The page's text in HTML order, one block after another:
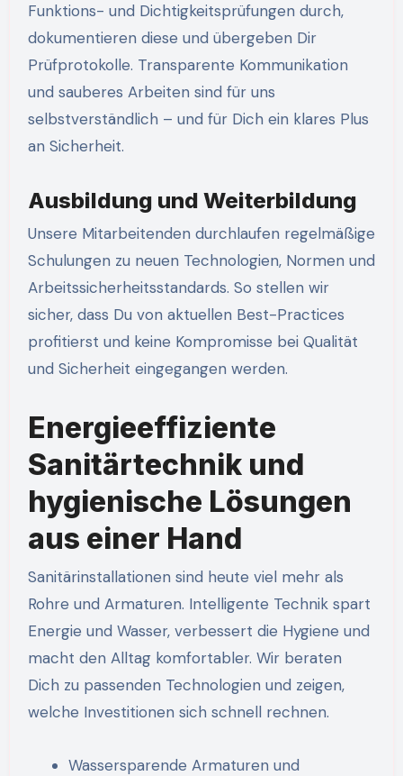
Funktions- und Dichtigkeitsprüfungen durch,
dokumentieren diese und übergeben Dir
Prüfprotokolle. Transparente Kommunikation
und sauberes Arbeiten sind für uns
selbstverständlich – und für Dich ein klares Plus
an Sicherheit.
Ausbildung und Weiterbildung
Unsere Mitarbeitenden durchlaufen regelmäßige
Schulungen zu neuen Technologien, Normen und
Arbeitssicherheitsstandards. So stellen wir
sicher, dass Du von aktuellen Best-Practices
profitierst und keine Kompromisse bei Qualität
und Sicherheit eingegangen werden.
Energieeffiziente
Sanitärtechnik und
hygienische Lösungen
aus einer Hand
Sanitärinstallationen sind heute viel mehr als
Rohre und Armaturen. Intelligente Technik spart
Energie und Wasser, verbessert die Hygiene und
macht den Alltag komfortabler. Wir beraten
Dich zu passenden Technologien und zeigen,
welche Investitionen sich schnell rechnen.
Wassersparende Armaturen und